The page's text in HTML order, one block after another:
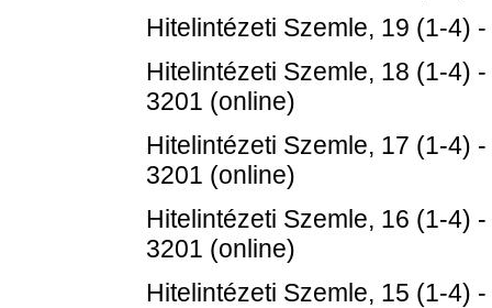
Hitelintézeti Szemle, 19 (1-4) -
Hitelintézeti Szemle, 18 (1-4) -
3201 (online)
Hitelintézeti Szemle, 17 (1-4) -
3201 (online)
Hitelintézeti Szemle, 16 (1-4) -
3201 (online)
Hitelintézeti Szemle, 15 (1-4) -